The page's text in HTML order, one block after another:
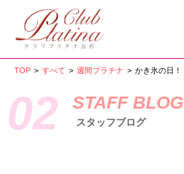
TOP > すべて > 週間プラチナ > かき氷の日！
02 STAFF BLOG
スタッフブログ